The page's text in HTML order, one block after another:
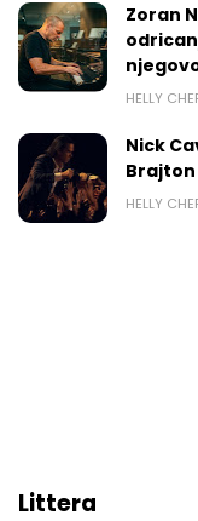
Zoran
HELLY
Nick
HELLY
Littera